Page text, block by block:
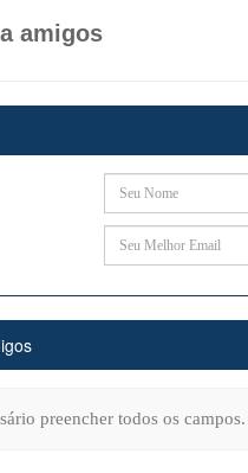
amigos
preencher todos os campos.